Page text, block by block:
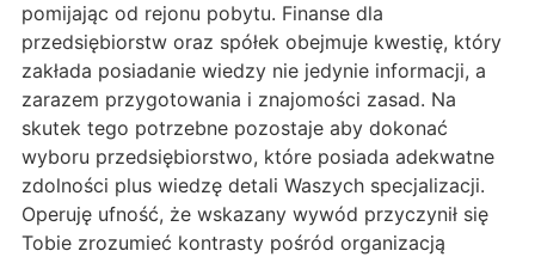
pomijając od rejonu pobytu. Finanse dla
przedsiębiorstw oraz spółek obejmuje kwestię, który
zakłada posiadanie wiedzy nie jedynie informacji, a
zarazem przygotowania i znajomości zasad. Na
skutek tego potrzebne pozostaje aby dokonać
wyboru przedsiębiorstwo, które posiada adekwatne
zdolności plus wiedzę detali Waszych specjalizacji.
Operuję ufność, że wskazany wywód przyczynił się
Tobie zrozumieć kontrasty pośród organizacją